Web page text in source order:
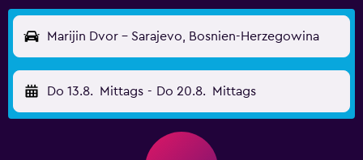
Marijin Dvor - Sarajevo, Bosnien-Herzegowina
Do 13.8. Mittags - Do 20.8. Mittags